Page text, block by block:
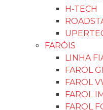
ALARME
HASTE DE
ANTENAS
CANCELLER
MÓDULO
SENSOR DE
Chave Seta
Chave
Chave